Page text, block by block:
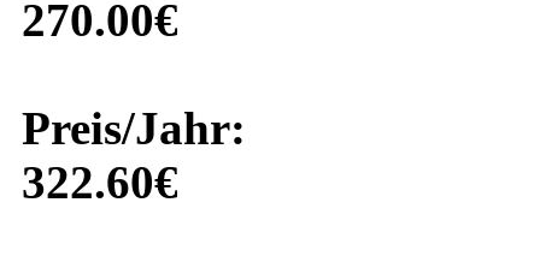
270.00€
Preis/Jahr:
322.60€